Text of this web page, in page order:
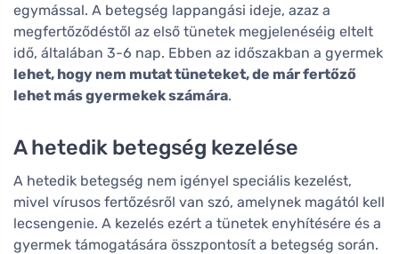
egymással. A betegség lappangási ideje, azaz a
megfertőződéstől az első tünetek megjelenéséig eltelt
idő, általában 3-6 nap. Ebben az időszakban a gyermek
lehet, hogy nem mutat tüneteket, de már fertőző
lehet más gyermekek számára.
A hetedik betegség kezelése
A hetedik betegség nem igényel speciális kezelést,
mivel vírusos fertőzésről van szó, amelynek magától kell
lecsengenie. A kezelés ezért a tünetek enyhítésére és a
gyermek támogatására összpontosít a betegség során.